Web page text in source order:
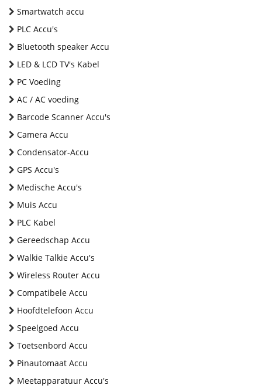
Smartwatch accu
PLC Accu's
Bluetooth speaker Accu
LED & LCD TV's Kabel
PC Voeding
AC / AC voeding
Barcode Scanner Accu's
Camera Accu
Condensator-Accu
GPS Accu's
Medische Accu's
Muis Accu
PLC Kabel
Gereedschap Accu
Walkie Talkie Accu's
Wireless Router Accu
Compatibele Accu
Hoofdtelefoon Accu
Speelgoed Accu
Toetsenbord Accu
Pinautomaat Accu
Meetapparatuur Accu's